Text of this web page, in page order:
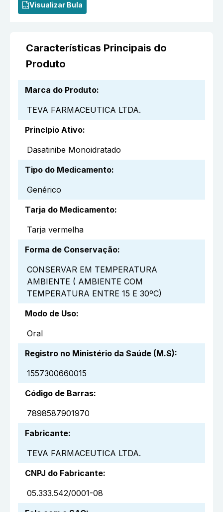
Visualizar Bula
Características Principais do
Produto
Marca do Produto:
TEVA FARMACEUTICA LTDA.
Princípio Ativo:
Dasatinibe Monoidratado
Tipo do Medicamento:
Genérico
Tarja do Medicamento:
Tarja vermelha
Forma de Conservação:
CONSERVAR EM TEMPERATURA
AMBIENTE ( AMBIENTE COM
TEMPERATURA ENTRE 15 E 30ºC)
Modo de Uso:
Oral
Registro no Ministério da Saúde (M.S):
1557300660015
Código de Barras:
7898587901970
Fabricante:
TEVA FARMACEUTICA LTDA.
CNPJ do Fabricante:
05.333.542/0001-08